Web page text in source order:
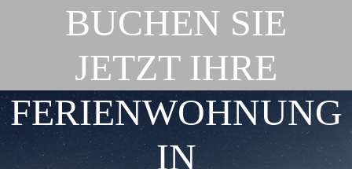
BUCHEN SIE
JETZT IHRE
FERIENWOHNUNG
IN